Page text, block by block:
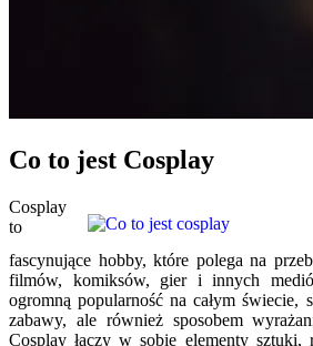
Co to jest Cosplay
Cosplay
to
fascynujące hobby, które polega na
filmów, komiksów, gier i innych
ogromną popularność na całym świecie,
zabawy, ale również sposobem
Cosplay łączy w sobie elementy sztuki,